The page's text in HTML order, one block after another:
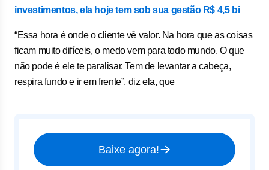
investimentos, ela hoje tem sob sua gestão R$ 4,5 bi
“Essa hora é onde o cliente vê valor. Na hora que as coisas
ficam muito difíceis, o medo vem para todo mundo. O que
não pode é ele te paralisar. Tem de levantar a cabeça,
respira fundo e ir em frente”, diz ela, que
Baixe agora!